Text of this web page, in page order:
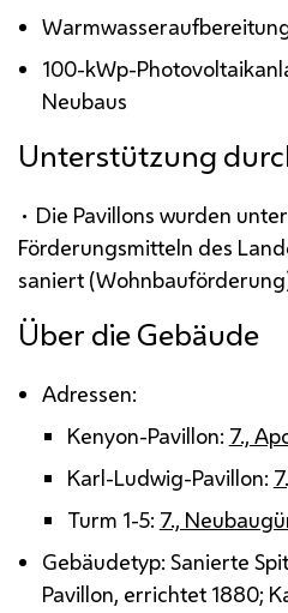
100-kWp-
Neubaus
Unterstützung
• Die Pavillons wurden
Förderungsmitteln des
saniert
Über die Gebäude
Adressen:
Kenyon-Pavillon: 7.,
Karl-Ludwig-Pavillon:
Turm 1-5: 7.,
Gebäudetyp: Sanierte
Pavillon, errichtet 1880;